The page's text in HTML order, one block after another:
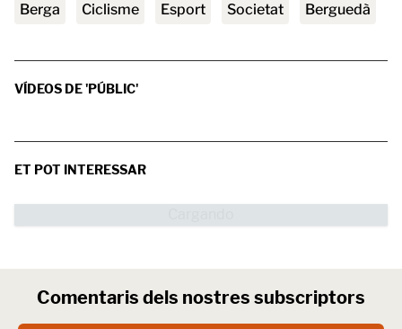
Berga ciclisme esport societat Berguedà
VÍDEOS DE 'PÚBLIC'
ET POT INTERESSAR
Comentaris dels nostres subscriptors